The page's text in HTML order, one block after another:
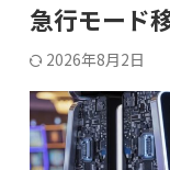
急行モード
2026年8月2日